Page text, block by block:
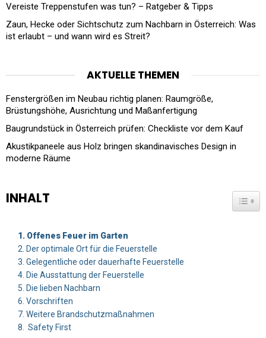
Vereiste Treppenstufen was tun? – Ratgeber & Tipps
Zaun, Hecke oder Sichtschutz zum Nachbarn in Österreich: Was
ist erlaubt – und wann wird es Streit?
AKTUELLE THEMEN
Fenstergrößen im Neubau richtig planen: Raumgröße,
Brüstungshöhe, Ausrichtung und Maßanfertigung
Baugrundstück in Österreich prüfen: Checkliste vor dem Kauf
Akustikpaneele aus Holz bringen skandinavisches Design in
moderne Räume
INHALT
Offenes Feuer im Garten
Der optimale Ort für die Feuerstelle
Gelegentliche oder dauerhafte Feuerstelle
Die Ausstattung der Feuerstelle
Die lieben Nachbarn
Vorschriften
Weitere Brandschutzmaßnahmen
Safety First